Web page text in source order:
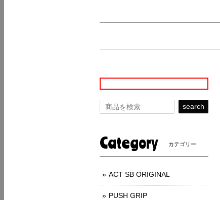
search
Category カテゴリー
ACT SB ORIGINAL
PUSH GRIP